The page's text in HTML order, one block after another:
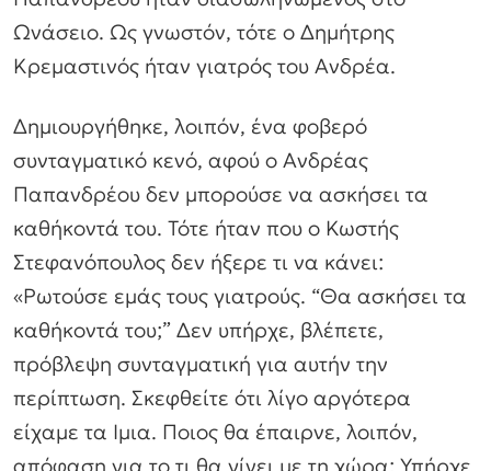
Ωνάσειο. Ως γνωστόν, τότε ο Δημήτρης
Κρεμαστινός ήταν γιατρός του Ανδρέα.
Δημιουργήθηκε, λοιπόν, ένα φοβερό
συνταγματικό κενό, αφού ο Ανδρέας
Παπανδρέου δεν μπορούσε να ασκήσει τα
καθήκοντά του. Τότε ήταν που ο Κωστής
Στεφανόπουλος δεν ήξερε τι να κάνει:
«Ρωτούσε εμάς τους γιατρούς. “Θα ασκήσει τα
καθήκοντά του;” Δεν υπήρχε, βλέπετε,
πρόβλεψη συνταγματική για αυτήν την
περίπτωση. Σκεφθείτε ότι λίγο αργότερα
είχαμε τα Ιμια. Ποιος θα έπαιρνε, λοιπόν,